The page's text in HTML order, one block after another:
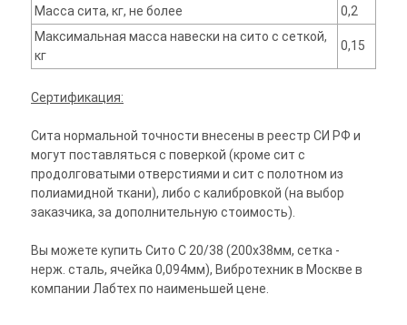
Масса сита, кг, не более
0,2
Максимальная масса навески на сито с сеткой,
кг
0,15
Сертификация:
Сита нормальной точности внесены в реестр СИ РФ и
могут поставляться с поверкой (кроме сит с
продолговатыми отверстиями и сит с полотном из
полиамидной ткани), либо с калибровкой (на выбор
заказчика, за дополнительную стоимость).
Вы можете купить Сито С 20/38 (200х38мм, сетка -
нерж. сталь, ячейка 0,094мм), Вибротехник в Москве в
компании Лабтех по наименьшей цене.